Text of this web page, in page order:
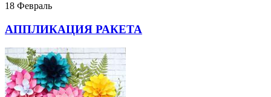
18 Февраль
АППЛИКАЦИЯ РАКЕТА